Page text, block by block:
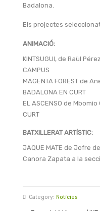
Badalona.
Els projectes
ANIMACIÓ:
KINTSUGUI, de Raül
CAMPUS
MAGENTA FOREST de
BADALONA EN CURT
EL ASCENSO de
CURT
BATXILLERAT ARTÍSTIC:
JAQUE MATE de Jofre
Canora Zapata a la
Category: Notícies